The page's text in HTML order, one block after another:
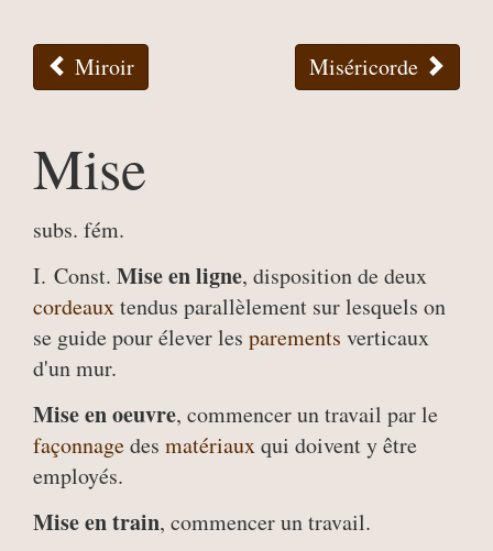
Miroir Miséricorde
Mise
subs. fém.
I. Const. Mise en ligne, disposition de deux
cordeauxtendus parallèlement sur lesquels on
se guide pour élever les parements verticaux
d'un mur.
Mise en oeuvre, commencer un travail par le
façonnagedes matériauxqui doivent y être
employés.
Mise en train, commencer un travail.